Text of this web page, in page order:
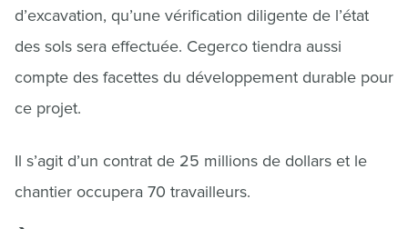
d’excavation, qu’une vérification diligente de l’état
des sols sera effectuée. Cegerco tiendra aussi
compte des facettes du développement durable pour
ce projet.
Il s’agit d’un contrat de 25 millions de dollars et le
chantier occupera 70 travailleurs.